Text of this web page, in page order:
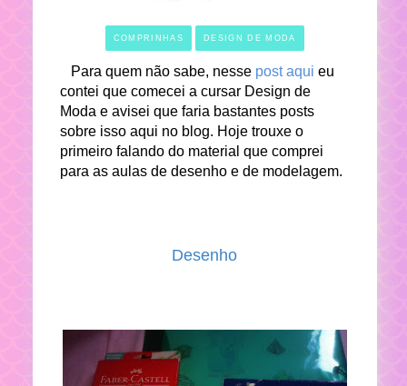
COMPRINHAS DESIGN DE MODA
Para quem não sabe, nessepost aqui eu
contei que comecei a cursar Design de
Moda e avisei que faria bastantes posts
sobre isso aqui no blog. Hoje trouxe o
primeiro falando do material que comprei
para as aulas de desenho e de modelagem.
Desenho